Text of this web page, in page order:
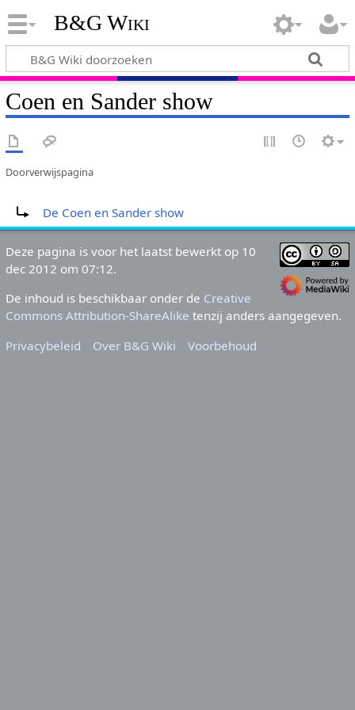
B&G Wiki
Coen en Sander show
Doorverwijspagina
De Coen en Sander show
Deze pagina is voor het laatst bewerkt op 10
dec 2012 om 07:12.
De inhoud is beschikbaar onder de Creative
Commons Attribution-ShareAlike tenzij anders aangegeven.
Privacybeleid
Over B&G Wiki Voorbehoud